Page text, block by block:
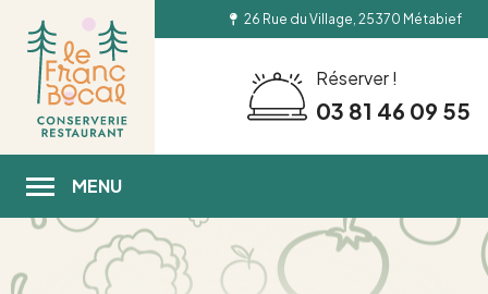
26 Rue du Village, 25370 Métabief
Réserver !
03 81 46 09 55
MENU